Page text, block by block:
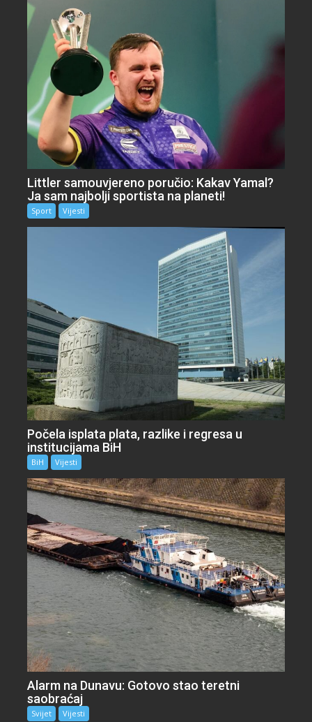
Littler samouvjereno poručio: Kakav Yamal?
Ja sam najbolji sportista na planeti!
Sport Vijesti
Počela isplata plata, razlike i regresa u
institucijama BiH
BiH Vijesti
Alarm na Dunavu: Gotovo stao teretni
saobraćaj
Svijet Vijesti